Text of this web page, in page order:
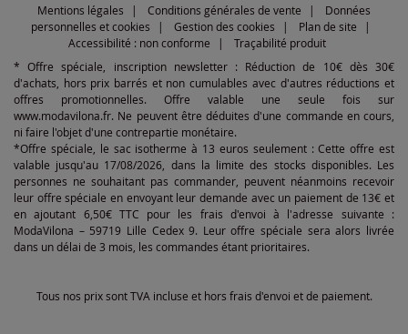
Mentions légales Conditions générales de vente
Données
personnelles et cookies
Gestion des cookies
Plan de site
Accessibilité : non conforme
Traçabilité produit
* Offre spéciale, inscription newsletter : Réduction de 10€ dès 30€
d'achats, hors prix barrés et non cumulables avec d'autres réductions et
offres promotionnelles. Offre valable une seule fois sur
www.modavilona.fr. Ne peuvent être déduites d'une commande en cours,
ni faire l'objet d'une contrepartie monétaire.
*Offre spéciale, le sac isotherme à 13 euros seulement : Cette offre est
valable jusqu'au 17/08/2026, dans la limite des stocks disponibles. Les
personnes ne souhaitant pas commander, peuvent néanmoins recevoir
leur offre spéciale en envoyant leur demande avec un paiement de 13€ et
en ajoutant 6,50€ TTC pour les frais d'envoi à l'adresse suivante :
ModaVilona – 59719 Lille Cedex 9. Leur offre spéciale sera alors livrée
dans un délai de 3 mois, les commandes étant prioritaires.
Tous nos prix sont TVA incluse et hors frais d'envoi et de paiement.